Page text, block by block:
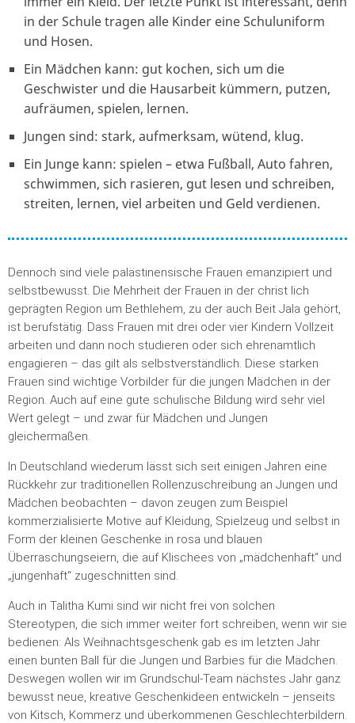
in der Schule tragen alle Kinder eine Schuluniform
und Hosen.
Ein Mädchen kann: gut kochen, sich um die
Geschwister und die Hausarbeit kümmern, putzen,
aufräumen, spielen, lernen.
Jungen sind: stark, aufmerksam, wütend, klug.
Ein Junge kann: spielen – etwa Fußball, Auto fahren,
schwimmen, sich rasieren, gut lesen und schreiben,
streiten, lernen, viel arbeiten und Geld verdienen.
Dennoch sind viele palästinensische Frauen emanzipiert und
selbstbewusst. Die Mehrheit der Frauen in der christ lich
geprägten Region um Bethlehem, zu der auch Beit Jala gehört,
ist berufstätig. Dass Frauen mit drei oder vier Kindern Vollzeit
arbeiten und dann noch studieren oder sich ehrenamtlich
engagieren – das gilt als selbstverständlich. Diese starken
Frauen sind wichtige Vorbilder für die jungen Mädchen in der
Region. Auch auf eine gute schulische Bildung wird sehr viel
Wert gelegt – und zwar für Mädchen und Jungen
gleichermaßen.
In Deutschland wiederum lässt sich seit einigen Jahren eine
Rückkehr zur traditionellen Rollenzuschreibung an Jungen und
Mädchen beobachten – davon zeugen zum Beispiel
kommerzialisierte Motive auf Kleidung, Spielzeug und selbst in
Form der kleinen Geschenke in rosa und blauen
Überraschungseiern, die auf Klischees von „mädchenhaft“ und
„jungenhaft“ zugeschnitten sind.
Auch in Talitha Kumi sind wir nicht frei von solchen
Stereotypen, die sich immer weiter fort schreiben, wenn wir sie
bedienen: Als Weihnachtsgeschenk gab es im letzten Jahr
einen bunten Ball für die Jungen und Barbies für die Mädchen.
Deswegen wollen wir im Grundschul-Team nächstes Jahr ganz
bewusst neue, kreative Geschenkideen entwickeln – jenseits
von Kitsch, Kommerz und überkommenen Geschlechterbildern.